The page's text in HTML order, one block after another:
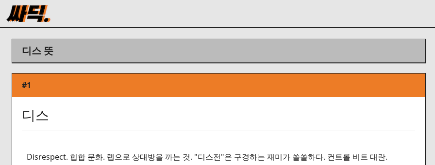
디스 뜻
#1
디스
Disrespect. 힙합 문화. 랩으로 상대방을 까는 것. "디스전"은 구경하는 재미가 쏠쏠하다. 컨트롤 비트 대란.